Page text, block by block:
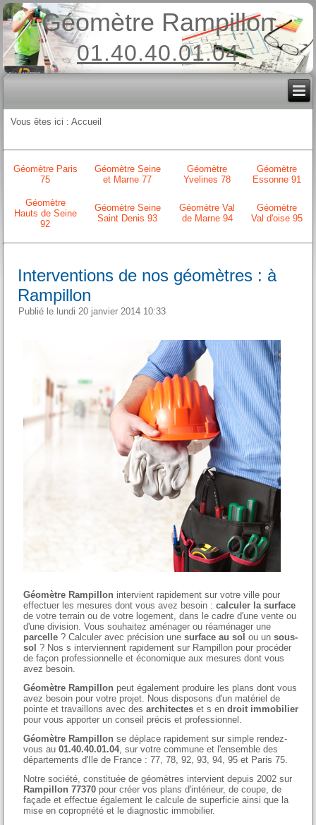
Géomètre Rampillon
01.40.40.01.04
Vous êtes ici :Accueil
Géomètre Paris
75
Géomètre Seine
et Marne 77
Géomètre
Yvelines 78
Géomètre
Essonne 91
Géomètre
Hauts de Seine
92
Géomètre Seine
Saint Denis 93
Géomètre Val
de Marne 94
Géomètre
Val d'oise 95
Interventions de nos géomètres : à
Rampillon
Publié le lundi 20 janvier 2014 10:33
Géomètre Rampillon intervient rapidement sur votre ville pour
effectuer les mesures dont vous avez besoin :calculer la surface
de votre terrain ou de votre logement, dans le cadre d'une vente ou
d'une division. Vous souhaitez aménager ou réaménager une
parcelle ? Calculer avec précision unesurface au sol ou unsous-
sol ? Nos s interviennent rapidement sur Rampillon pour procéder
de façon professionnelle et économique aux mesures dont vous
avez besoin.
Géomètre Rampillon peut également produire les plans dont vous
avez besoin pour votre projet. Nous disposons d'un matériel de
pointe et travaillons avec desarchitectes et s endroit immobilier
pour vous apporter un conseil précis et professionnel.
Géomètre Rampillon se déplace rapidement sur simple rendez-
vous au01.40.40.01.04, sur votre commune et l'ensemble des
départements d'Ile de France : 77, 78, 92, 93, 94, 95 et Paris 75.
Notre société, constituée de géomètres intervient depuis 2002 sur
Rampillon 77370 pour créer vos plans d'intérieur, de coupe, de
façade et effectue également le calcule de superficie ainsi que la
mise en copropriété et le diagnostic immobilier.